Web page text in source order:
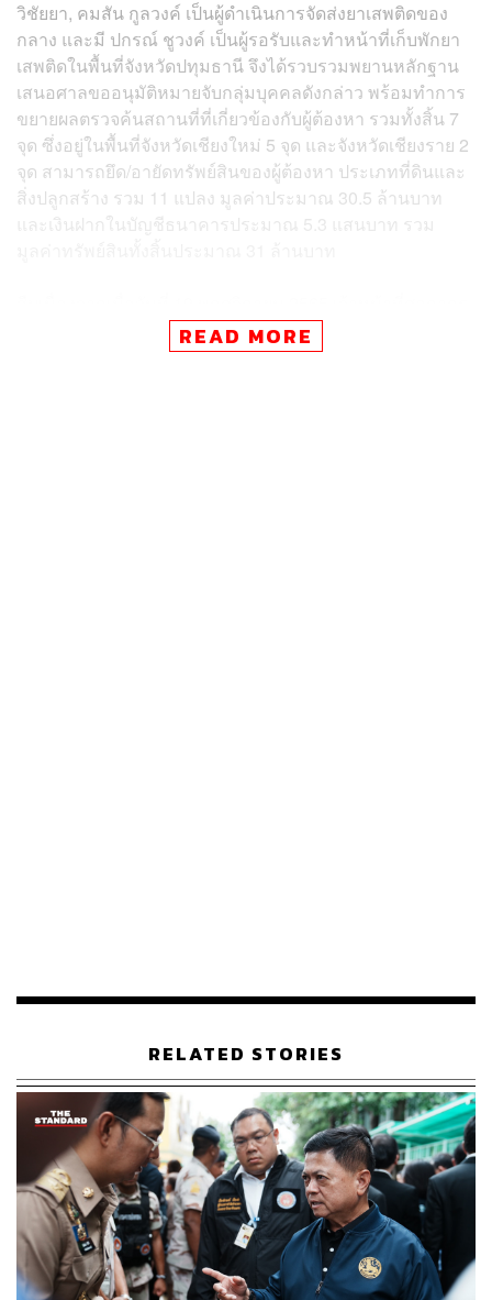
วิชัยยา, คมสัน กูลวงค์ เป็นผู้ดำเนินการจัดส่งยาเสพติดของ
กลาง และมี ปกรณ์ ชูวงค์ เป็นผู้รอรับและทำหน้าที่เก็บพักยา
เสพติดในพื้นที่จังหวัดปทุมธานี จึงได้รวบรวมพยานหลักฐาน
เสนอศาลขออนุมัติหมายจับกลุ่มบุคคลดังกล่าว พร้อมทำการ
ขยายผลตรวจค้นสถานที่ที่เกี่ยวข้องกับผู้ต้องหา รวมทั้งสิ้น 7
จุด ซึ่งอยู่ในพื้นที่จังหวัดเชียงใหม่ 5 จุด และจังหวัดเชียงราย 2
จุด สามารถยึด/อายัดทรัพย์สินของผู้ต้องหา ประเภทที่ดินและ
สิ่งปลูกสร้าง รวม 11 แปลง มูลค่าประมาณ 30.5 ล้านบาท
และเงินฝากในบัญชีธนาคารประมาณ 5.3 แสนบาท รวม
ประจำด่านแม่สาย จังหวัดเชียงราย ตรวจยึดยาบ้าจำนวน
384,000 เม็ด ซุกซ่อนอยู่ในกล่องสุราต่างประเทศยี่ห้อหนึ่ง
อย่างเคร่งครัด หากพบว่าไม่ปฏิบัติตาม เลขาธิการ ป.ป.ส. มี
อำนาจสั่งปิดสถานประกอบการแห่งนั้นชั่วคราว หรือสั่งพัก
ใช้ใบอนุญาตประกอบการธุรกิจนั้น แล้วแต่กรณี
ทั้งนี้ หากผู้ใดพบเบาะแสยาเสพติด สามารถโทรแจ้งสายด่วน
ป.ป.ส. 1386 ตลอด 24 ชั่วโมง
TAGS: คมสัน กูลวงค์
ปกรณ์ ชูวงค์
สำนักงานคณะกรรมการป้องกันและปราบปรามยาเสพ
ติด
ยาเสพติด
ยาบ้า วิชัย ไชยมงคล ศกุนตลา วิชัยยา
READ MORE
RELATED STORIES